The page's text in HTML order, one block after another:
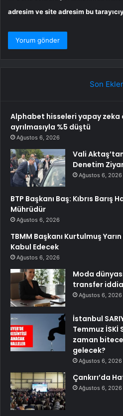
adresim ve site adresim bu
Son
Alphabet hisseleri yapay zeka
ayrılmasıyla %5 düştü
Ağustos 6, 2026
Vali
Denetim
Ağustos 6, 2026
BTP Başkanı Baş: Kıbrıs Barış
Mührüdür
Ağustos 6, 2026
TBMM Başkanı Kurtulmuş
Kabul Edecek
Ağustos 6, 2026
Moda
transfer
Ağustos 6, 2026
İstanbul
Temmuz İSKİ
zaman
gelecek?
Ağustos 6, 2026
Çankırı’da
Ağustos 6, 2026